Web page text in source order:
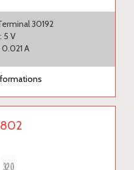
30192
5 V
A